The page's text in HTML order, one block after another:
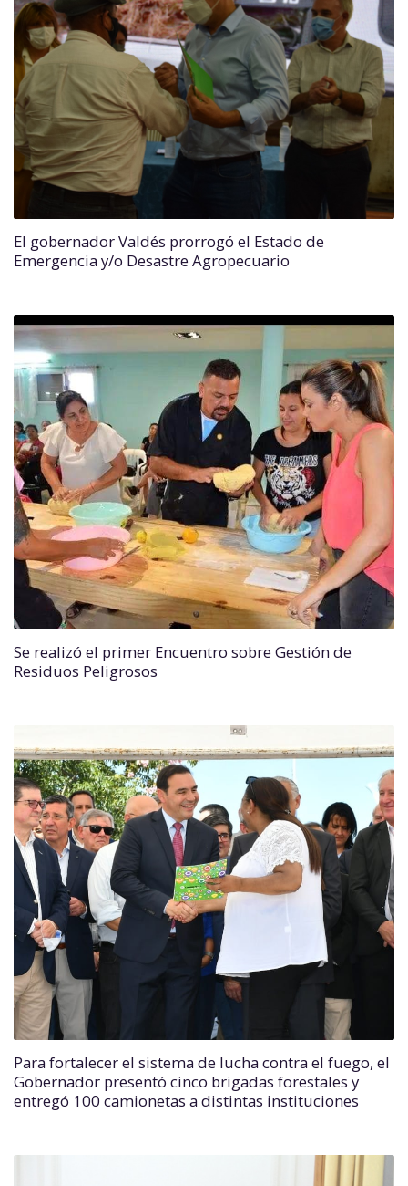
El gobernador Valdés prorrogó el Estado de
Emergencia y/o Desastre Agropecuario
Se realizó el primer Encuentro sobre Gestión de
Residuos Peligrosos
Para fortalecer el sistema de lucha contra el fuego, el
Gobernador presentó cinco brigadas forestales y
entregó 100 camionetas a distintas instituciones